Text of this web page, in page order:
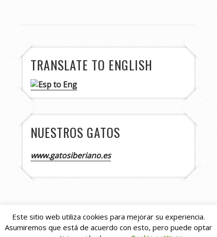
TRANSLATE TO ENGLISH
NUESTROS GATOS
www.gatosiberiano.es
Copyright © 2026Asturshelkie Shelties. All
Este sitio web utiliza cookies para mejorar su experiencia.
Asumiremos que está de acuerdo con esto, pero puede optar